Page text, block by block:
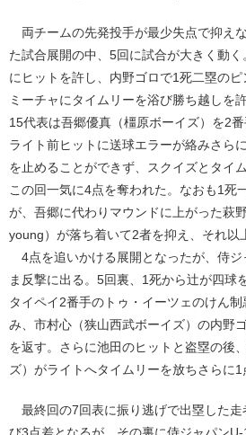
両チームの先発投手が最少失点で抑え
た試合展開の中、5回に試合が大きく動
にヒットを許し、内野ゴロで1死二塁のピ
ミーチャにタイムリーを浴び勝ち越しを
15代表は吾郷優真（橿原ボーイズ）を2番
ライト前ヒットに送球エラーが絡みさら
を止めることができず、スクイズとタイ
この回一気に4点を奪われた。なおも1死
が、吾郷に代わりマウンドに上がった萩
young）が落ち着いて2者を抑え、それ以
4点を追いかける展開となったが、侍ジ
ま反撃に出る。5回裏、1死から辻が四球
タイペイ2番手のトゥ・イーツェのけん
み、市村心（狭山西武ボーイズ）の内野
を返す。さらに池田のヒットと盗塁の後
ズ）がライトへタイムリーを放ちさらに1
最終回の7回表に振り逃げで出塁した走
び3点差となるが、その裏に侍ジャパンU-